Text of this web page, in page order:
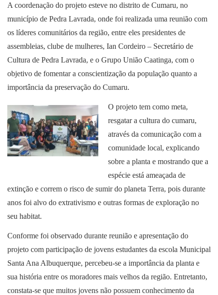
A coordenação do projeto esteve no distrito de Cumaru, no
município de Pedra Lavrada, onde foi realizada uma reunião com
os líderes comunitários da região, entre eles presidentes de
assembleias, clube de mulheres, Ian Cordeiro – Secretário de
Cultura de Pedra Lavrada, e o Grupo União Caatinga, com o
objetivo de fomentar a conscientização da população quanto a
importância da preservação do Cumaru.
O projeto tem como meta,
resgatar a cultura do cumaru,
através da comunicação com a
comunidade local, explicando
sobre a planta e mostrando que a
espécie está ameaçada de
extinção e correm o risco de sumir do planeta Terra, pois durante
anos foi alvo do extrativismo e outras formas de exploração no
seu habitat.
Conforme foi observado durante reunião e apresentação do
projeto com participação de jovens estudantes da escola Municipal
Santa Ana Albuquerque, percebeu-se a importância da planta e
sua história entre os moradores mais velhos da região. Entretanto,
constata-se que muitos jovens não possuem conhecimento da